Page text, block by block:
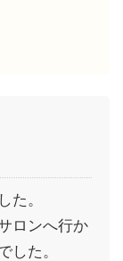
た。
ロンへ行か
した。